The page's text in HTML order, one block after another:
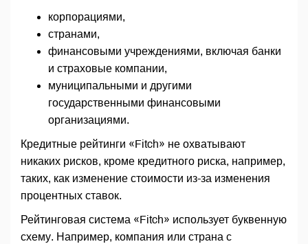
корпорациями,
странами,
финансовыми учреждениями, включая банки
и страховые компании,
муниципальными и другими
государственными финансовыми
организациями.
Кредитные рейтинги «Fitch» не охватывают
никаких рисков, кроме кредитного риска, например,
таких, как изменение стоимости из-за изменения
процентных ставок.
Рейтинговая система «Fitch» использует буквенную
схему. Например, компания или страна с